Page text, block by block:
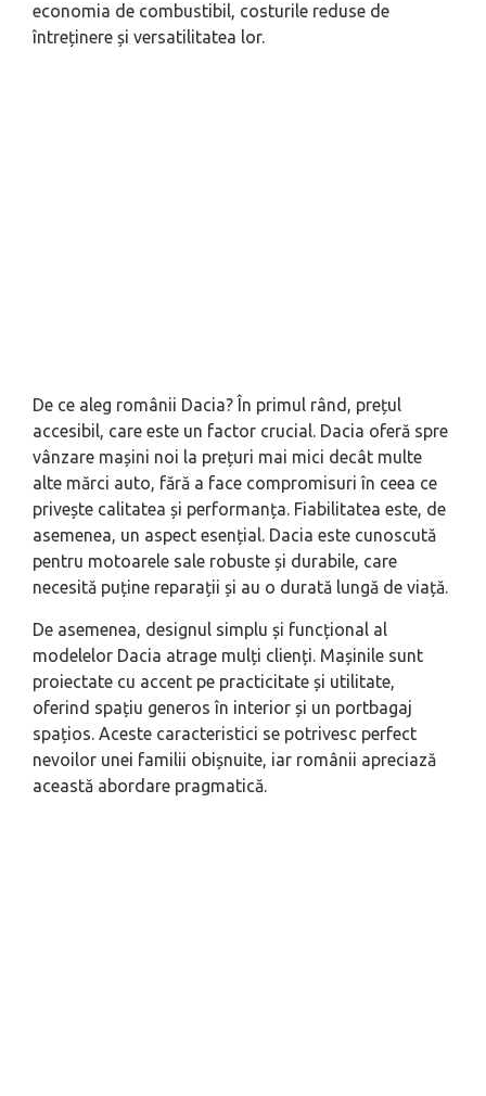
economia de combustibil, costurile reduse de
întreținere și versatilitatea lor.
De ce aleg românii Dacia? În primul rând, prețul
accesibil, care este un factor crucial. Dacia oferă spre
vânzare mașini noi la prețuri mai mici decât multe
alte mărci auto, fără a face compromisuri în ceea ce
privește calitatea și performanța. Fiabilitatea este, de
asemenea, un aspect esențial. Dacia este cunoscută
pentru motoarele sale robuste și durabile, care
necesită puține reparații și au o durată lungă de viață.
De asemenea, designul simplu și funcțional al
modelelor Dacia atrage mulți clienți. Mașinile sunt
proiectate cu accent pe practicitate și utilitate,
oferind spațiu generos în interior și un portbagaj
spațios. Aceste caracteristici se potrivesc perfect
nevoilor unei familii obișnuite, iar românii apreciază
această abordare pragmatică.